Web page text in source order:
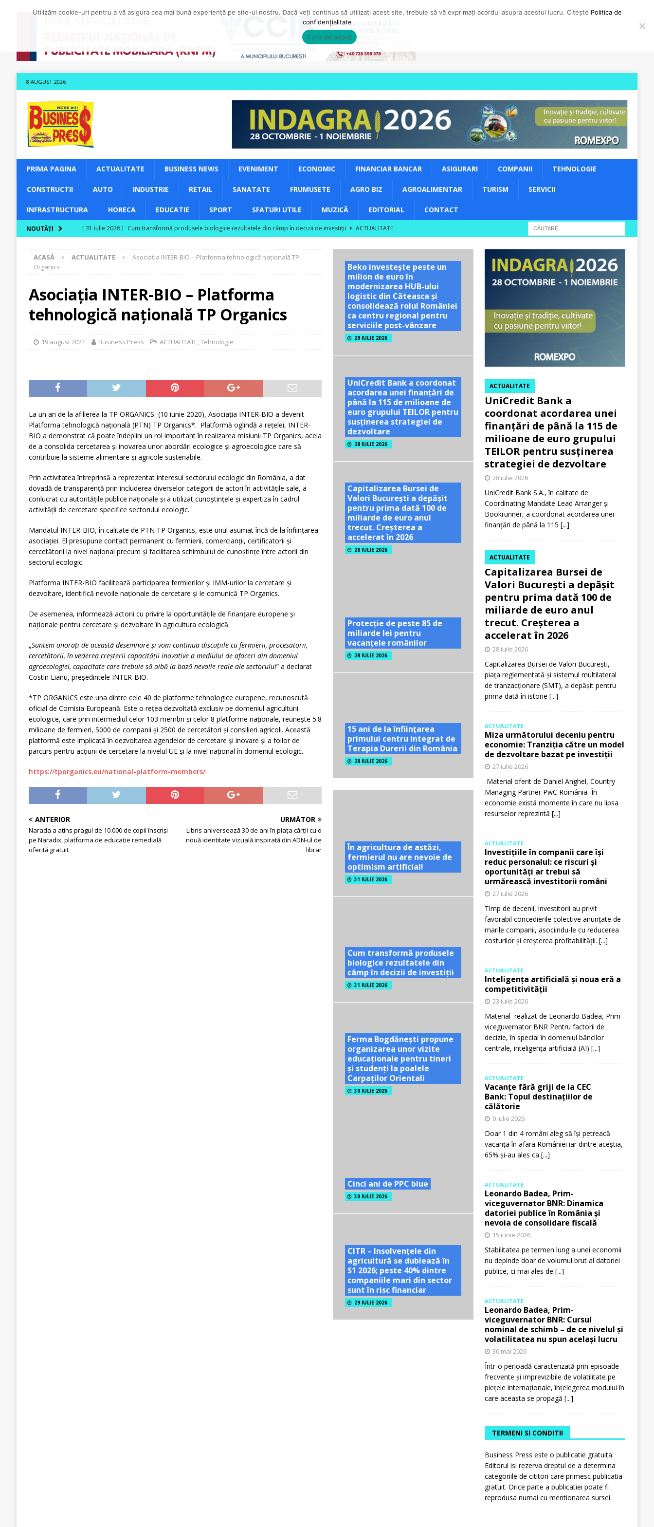
8 AUGUST 2026
PRIMA PAGINA ACTUALITATE BUSINESS NEWS EVENIMENT ECONOMIC FINANCIAR BANCAR ASIGURARI COMPANII TEHNOLOGIE
CONSTRUCTII AUTO INDUSTRIE RETAIL SANATATE FRUMUSETE AGRO BIZ AGROALIMENTAR TURISM SERVICII
INFRASTRUCTURA HORECA EDUCATIE SPORT SFATURI UTILE MUZICĂ EDITORIAL CONTACT
NOUTĂȚI [ 31 iulie 2026 ] Cum transformă produsele biologice rezultatele din câmp în decizii de investiții
ACTUALITATE
Carpaților Orientali
ACTUALITATE
[ 29 iulie 2026 ]
CITR – Insolvențele din agricultură se dublează în S1 2026; peste 40% dintre companiile mari din sector
sunt în risc financiar
ACTUALITATE
ACTUALITATE
ACASĂ ACTUALITATE
Asociația INTER-BIO – Platforma tehnologică națională TP
Organics
Asociația INTER-BIO – Platforma
tehnologică națională TP Organics
19 august 2021 Business Press ACTUALITATE,Tehnologie
La un an de la afilierea la TP ORGANICS (10 iunie 2020), Asociația INTER-BIO a devenit
Platforma tehnologică națională (PTN) TP Organics*. Platformă oglindă a rețelei, INTER-
BIO a demonstrat că poate îndeplini un rol important în realizarea misiunii TP Organics, acela
de a consolida cercetarea și inovarea unor abordări ecologice și agroecologice care să
contribuie la sisteme alimentare și agricole sustenabile.
Prin activitatea întreprinsă a reprezentat interesul sectorului ecologic din România, a dat
dovadă de transparență prin includerea diverselor categorii de actori în activitățile sale, a
conlucrat cu autoritățile publice naționale și a utilizat cunoștințele și expertiza în cadrul
activității de cercetare specifice sectorului ecologic.
Mandatul INTER-BIO, în calitate de PTN TP Organics, este unul asumat încă de la înființarea
asociației. El presupune contact permanent cu fermierii, comercianții, certificatorii și
cercetătorii la nivel național precum și facilitarea schimbului de cunoștințe între actorii din
sectorul ecologic.
Platforma INTER-BIO facilitează participarea fermierilor și IMM-urilor la cercetare și
dezvoltare, identifică nevoile naționale de cercetare și le comunică TP Organics.
De asemenea, informează actorii cu privire la oportunitățile de finanțare europene și
naționale pentru cercetare și dezvoltare în agricultura ecologică.
„Suntem onorați de această desemnare și vom continua discuțiile cu fermierii, procesatorii,
cercetătorii, în vederea creșterii capacității inovative a mediului de afaceri din domeniul
agroecologiei, capacitate care trebuie să aibă la bază nevoile reale ale sectorului” a declarat
Costin Lianu, președintele INTER-BIO.
*TP ORGANICS este una dintre cele 40 de platforme tehnologice europene, recunoscută
oficial de Comisia Europeană. Este o reţea dezvoltată exclusiv pe domeniul agriculturii
ecologice, care prin intermediul celor 103 membri şi celor 8 platforme naţionale, reuneşte 5.8
milioane de fermieri, 5000 de companii şi 2500 de cercetători şi consilieri agricoli. Această
platformă este implicată în dezvoltarea agendelor de cercetare și inovare și a foilor de
parcurs pentru acțiuni de cercetare la nivelul UE și la nivel național în domeniul ecologic.
https://tporganics.eu/national-platform-members/
ANTERIOR
Narada a atins pragul de 10.000 de copii înscrişi
pe Naradix, platforma de educație remedială
oferită gratuit
URMĂTOR
Libris aniversează 30 de ani în piața cărții cu o
nouă identitate vizuală inspirată din ADN-ul de
librar
Beko investește peste un
milion de euro în
modernizarea HUB-ului
logistic din Căteasca și
consolidează rolul României
ca centru regional pentru
serviciile post-vânzare
29 IULIE 2026
UniCredit Bank a coordonat
acordarea unei finanțări de
până la 115 de milioane de
euro grupului TEILOR pentru
susținerea strategiei de
dezvoltare
28 IULIE 2026
Capitalizarea Bursei de
Valori București a depășit
pentru prima dată 100 de
miliarde de euro anul
trecut. Creșterea a
accelerat în 2026
28 IULIE 2026
Protecție de peste 85 de
miliarde lei pentru
vacanțele românilor
28 IULIE 2026
15 ani de la înființarea
primului centru integrat de
Terapia Durerii din România
28 IULIE 2026
În agricultura de astăzi,
fermierul nu are nevoie de
optimism artificial!
31 IULIE 2026
Cum transformă produsele
biologice rezultatele din
câmp în decizii de investiții
31 IULIE 2026
Ferma Bogdănești propune
organizarea unor vizite
educaționale pentru tineri
și studenți la poalele
Carpaților Orientali
30 IULIE 2026
Cinci ani de PPC blue
30 IULIE 2026
CITR – Insolvențele din
agricultură se dublează în
S1 2026; peste 40% dintre
companiile mari din sector
sunt în risc financiar
29 IULIE 2026
UniCredit Bank a
coordonat acordarea unei
finanțări de până la 115 de
milioane de euro grupului
TEILOR pentru susținerea
strategiei de dezvoltare
ACTUALITATE
28 iulie 2026
UniCredit Bank S.A., în calitate de
Coordinating Mandate Lead Arranger și
Bookrunner, a coordonat acordarea unei
finanțări de până la 115 [...]
Capitalizarea Bursei de
Valori București a depășit
pentru prima dată 100 de
miliarde de euro anul
trecut. Creșterea a
accelerat în 2026
ACTUALITATE
28 iulie 2026
Capitalizarea Bursei de Valori București,
piața reglementată și sistemul multilateral
de tranzacționare (SMT), a depășit pentru
prima dată în istorie [...]
ACTUALITATE
Miza următorului deceniu pentru
economie: Tranziția către un model
de dezvoltare bazat pe investiții
27 iulie 2026
Material oferit de Daniel Anghel, Country
Managing Partner PwC România În
economie există momente în care nu lipsa
resurselor reprezintă [...]
ACTUALITATE
Investițiile în companii care își
reduc personalul: ce riscuri și
oportunități ar trebui să
urmărească investitorii români
27 iulie 2026
Timp de decenii, investitorii au privit
favorabil concedierile colective anunțate de
marile companii, asociindu-le cu reducerea
costurilor și creșterea profitabilității. [...]
ACTUALITATE
Inteligența artificială și noua eră a
competitivității
23 iulie 2026
Material realizat de Leonardo Badea, Prim-
viceguvernator BNR Pentru factorii de
decizie, în special în domeniul băncilor
centrale, inteligența artificială (AI) [...]
ACTUALITATE
Vacanțe fără griji de la CEC
Bank: Topul destinațiilor de
călătorie
9 iulie 2026
Doar 1 din 4 români aleg să își petreacă
vacanța în afara României iar dintre aceștia,
65% și-au ales ca [...]
ACTUALITATE
Leonardo Badea, Prim-
viceguvernator BNR: Dinamica
datoriei publice în România și
nevoia de consolidare fiscală
15 iunie 2026
Stabilitatea pe termen lung a unei economii
nu depinde doar de volumul brut al datoriei
publice, ci mai ales de [...]
ACTUALITATE
Leonardo Badea, Prim-
viceguvernator BNR: Cursul
nominal de schimb – de ce nivelul și
volatilitatea nu spun același lucru
30 mai 2026
Într-o perioadă caracterizată prin episoade
frecvente și imprevizibile de volatilitate pe
piețele internaționale, înțelegerea modului în
care aceasta se propagă [...]
TERMENI SI CONDITII
Business Press este o publicatie gratuita.
Editorul isi rezerva dreptul de a determina
categoriile de cititori care primesc publicatia
gratuit. Orice parte a publicatiei poate fi
reprodusa numai cu mentionarea sursei.
Utilizăm cookie-uri pentru a vă asigura cea mai bună experiență pe site-ul nostru. Dacă veți continua să utilizați acest site, trebuie să vă exprimați acordul asupra acestui lucru. Citește Politica de
confidențialitate
Sunt de acord